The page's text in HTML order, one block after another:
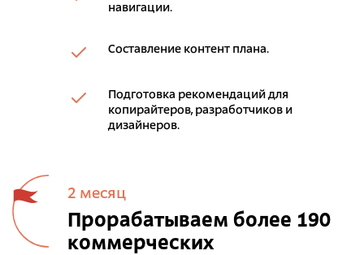
навигации.
Составление контент плана.
Подготовка рекомендаций для
копирайтеров, разработчиков и
дизайнеров.
2 месяц
Прорабатываем более 190
коммерческих